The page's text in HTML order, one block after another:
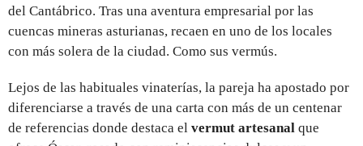
del Cantábrico. Tras una aventura empresarial por las
cuencas mineras asturianas, recaen en uno de los locales
con más solera de la ciudad. Como sus vermús.
Lejos de las habituales vinaterías, la pareja ha apostado por
diferenciarse a través de una carta con más de un centenar
de referencias donde destaca el vermut artesanal que